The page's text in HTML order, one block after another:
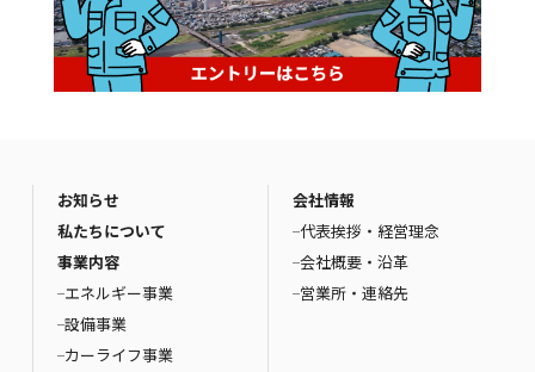
お知らせ
私たちについて
事業内容
エネルギー事業
設備事業
カーライフ事業
会社情報
代表挨拶・経営理念
会社概要・沿革
営業所・連絡先